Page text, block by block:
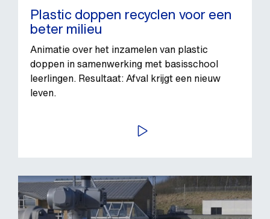
Plastic doppen recyclen voor een
beter milieu
Animatie over het inzamelen van plastic
doppen in samenwerking met basisschool
leerlingen. Resultaat: Afval krijgt een nieuw
leven.
BEKIJK VIDEO